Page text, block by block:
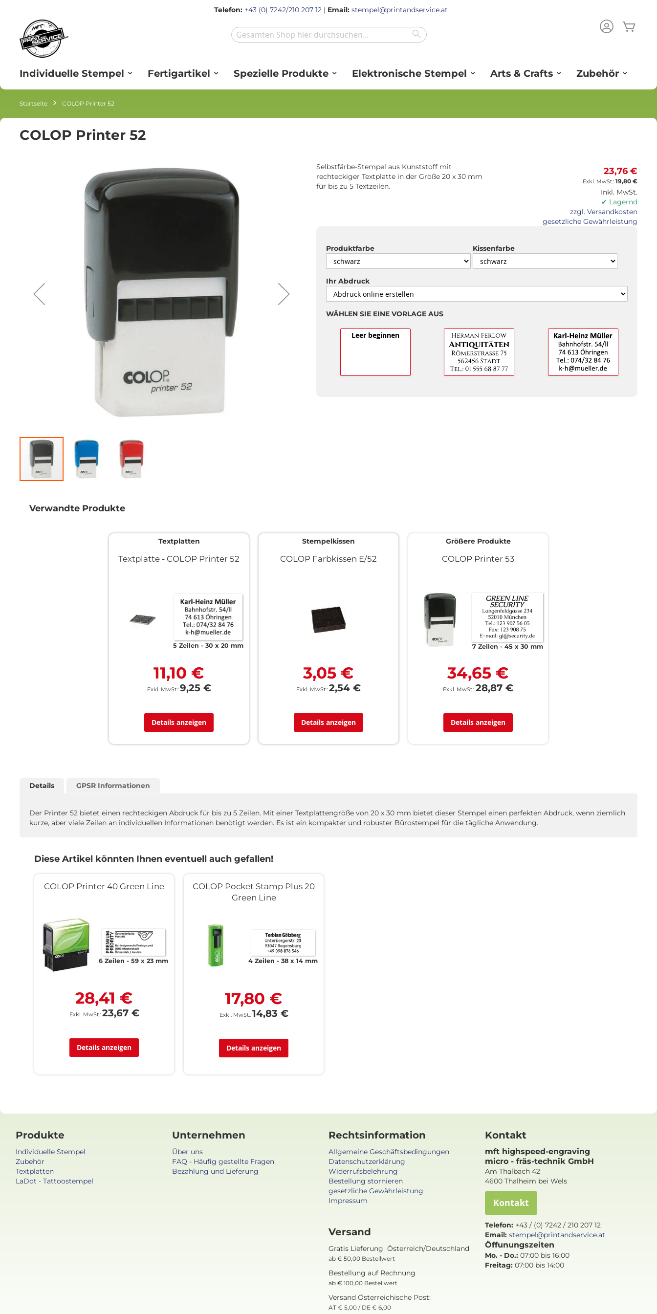
Telefon: +43 (0) 7242/210 207 12 | Email: stempel@printandservice.at
springen
Search
Individuelle Stempel Fertigartikel Spezielle Produkte Elektronische Stempel Arts & Crafts Zubehör
Startseite COLOP Printer 52
COLOP Printer 52
der
23,76 €
19,80 €
Inkl. MwSt.
✔ Lagernd
zzgl. Versandkosten
gesetzliche Gewährleistung
Selbstfärbe-Stempel aus Kunststoff mit
rechteckiger Textplatte in der Größe 20 x 30 mm
für bis zu 5 Textzeilen.
Produktfarbe Kissenfarbe
Ihr Abdruck
WÄHLEN SIE EINE VORLAGE AUS
Leer beginnen
Verwandte Produkte
Textplatten
Textplatte - COLOP Printer 52
5 Zeilen 30 x 20 mm
11,10 €
9,25 €
Details anzeigen
Stempelkissen
COLOP Farbkissen E/52
3,05 €
2,54 €
Details anzeigen
Größere Produkte
COLOP Printer 53
7 Zeilen 45 x 30 mm
34,65 €
28,87 €
Details anzeigen
Details
Der Printer 52 bietet einen rechteckigen Abdruck für bis zu 5 Zeilen. Mit einer Textplattengröße von 20 x 30 mm bietet dieser Stempel einen perfekten Abdruck, wenn ziemlich
kurze, aber viele Zeilen an individuellen Informationen benötigt werden. Es ist ein kompakter und robuster Bürostempel für die tägliche Anwendung.
GPSR Informationen
Diese Artikel könnten Ihnen eventuell auch gefallen!
COLOP Printer 40 Green Line
6 Zeilen 59 x 23 mm
28,41 €
23,67 €
Details anzeigen
COLOP Pocket Stamp Plus 20
Green Line
4 Zeilen 38 x 14 mm
17,80 €
14,83 €
Details anzeigen
Produkte
Individuelle Stempel
Zubehör
Textplatten
LaDot - Tattoostempel
Unternehmen
Über uns
FAQ - Häufig gestellte Fragen
Bezahlung und Lieferung
Rechtsinformation
Allgemeine Geschäftsbedingungen
Datenschutzerklärung
Widerrufsbelehrung
Bestellung stornieren
gesetzliche Gewährleistung
Impressum
Versand
Gratis Lieferung Österreich/Deutschland
ab € 50,00 Bestellwert
Bestellung auf Rechnung
ab € 100,00 Bestellwert
Versand Österreichische Post:
AT € 5,00 / DE € 6,00
Kontakt
mft highspeed-engraving
micro - fräs-technik GmbH
Am Thalbach 42
4600 Thalheim bei Wels
Kontakt
Telefon: +43 / (0) 7242 / 210 207 12
Email: stempel@printandservice.at
Öffunungszeiten
Mo. - Do.: 07:00 bis 16:00
Freitag: 07:00 bis 14:00